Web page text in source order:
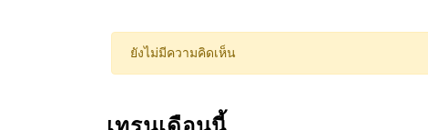
ยังไม่มีความคิดเห็น